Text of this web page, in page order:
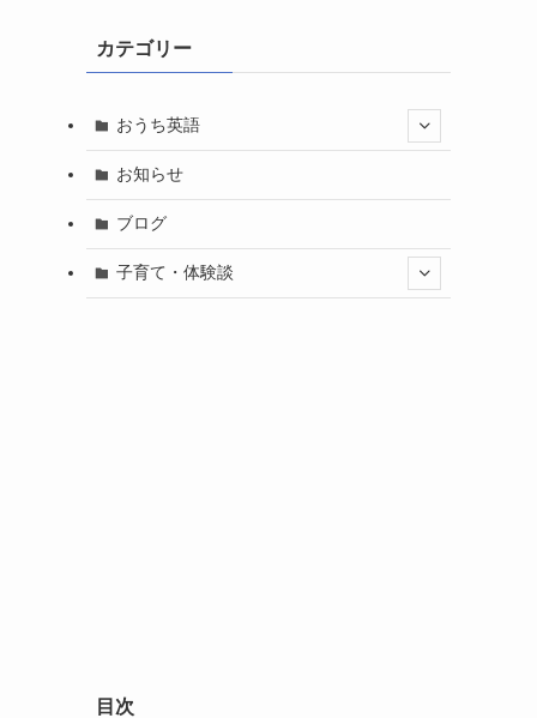
カテゴリー
おうち英語
お知らせ
ブログ
子育て・体験談
目次